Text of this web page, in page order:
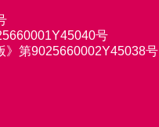
号
第9025660002Y45038号